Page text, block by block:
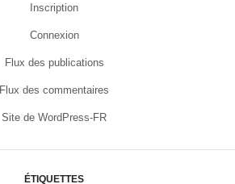
Inscription
Connexion
Flux des publications
Flux des commentaires
Site de WordPress-FR
ÉTIQUETTES